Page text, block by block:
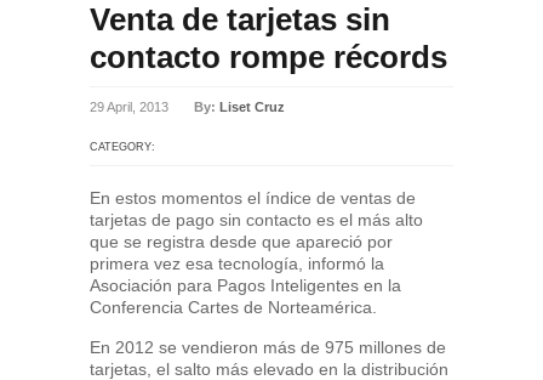
Venta de tarjetas sin
contacto rompe récords
29 April, 2013 By: Liset Cruz
CATEGORY:
En estos momentos el índice de ventas de
tarjetas de pago sin contacto es el más alto
que se registra desde que apareció por
primera vez esa tecnología, informó la
Asociación para Pagos Inteligentes en la
Conferencia Cartes de Norteamérica.
En 2012 se vendieron más de 975 millones de
tarjetas, el salto más elevado en la distribución